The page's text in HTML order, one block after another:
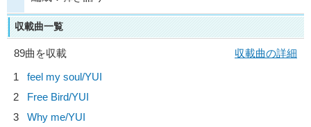
収載曲一覧
89曲を収載
収載曲の詳細
1
feel my soul/YUI
2
Free Bird/YUI
3
Why me/YUI